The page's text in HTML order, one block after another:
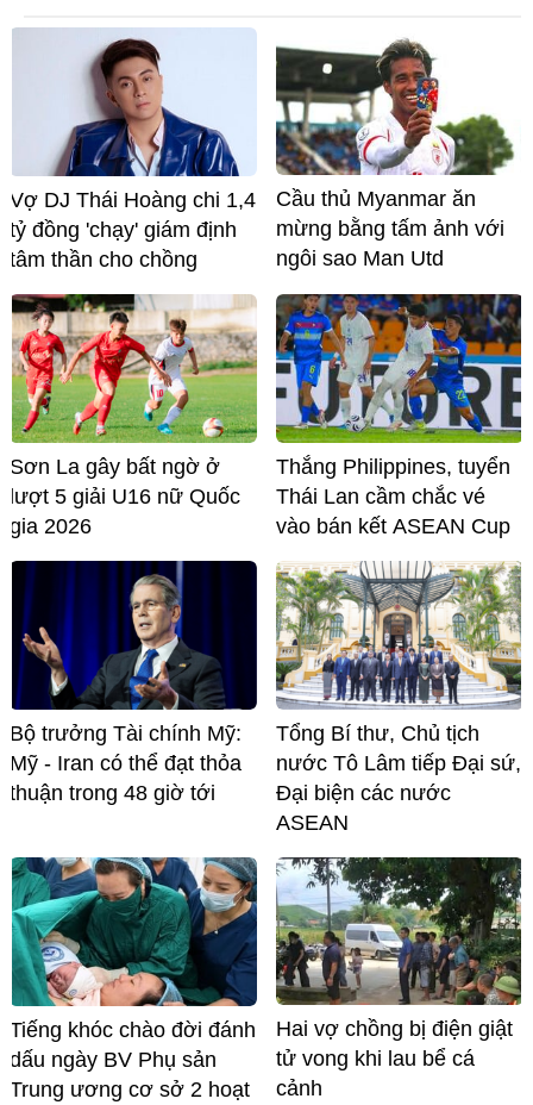
Vợ DJ Thái Hoàng chi 1,4
tỷ đồng 'chạy' giám định
tâm thần cho chồng
Cầu thủ Myanmar ăn
mừng bằng tấm ảnh với
ngôi sao Man Utd
Sơn La gây bất ngờ ở
lượt 5 giải U16 nữ Quốc
gia 2026
Thắng Philippines, tuyển
Thái Lan cầm chắc vé
vào bán kết ASEAN Cup
Bộ trưởng Tài chính Mỹ:
Mỹ - Iran có thể đạt thỏa
thuận trong 48 giờ tới
Tổng Bí thư, Chủ tịch
nước Tô Lâm tiếp Đại sứ,
Đại biện các nước
ASEAN
Tiếng khóc chào đời đánh
dấu ngày BV Phụ sản
Trung ương cơ sở 2 hoạt
Hai vợ chồng bị điện giật
tử vong khi lau bể cá
cảnh